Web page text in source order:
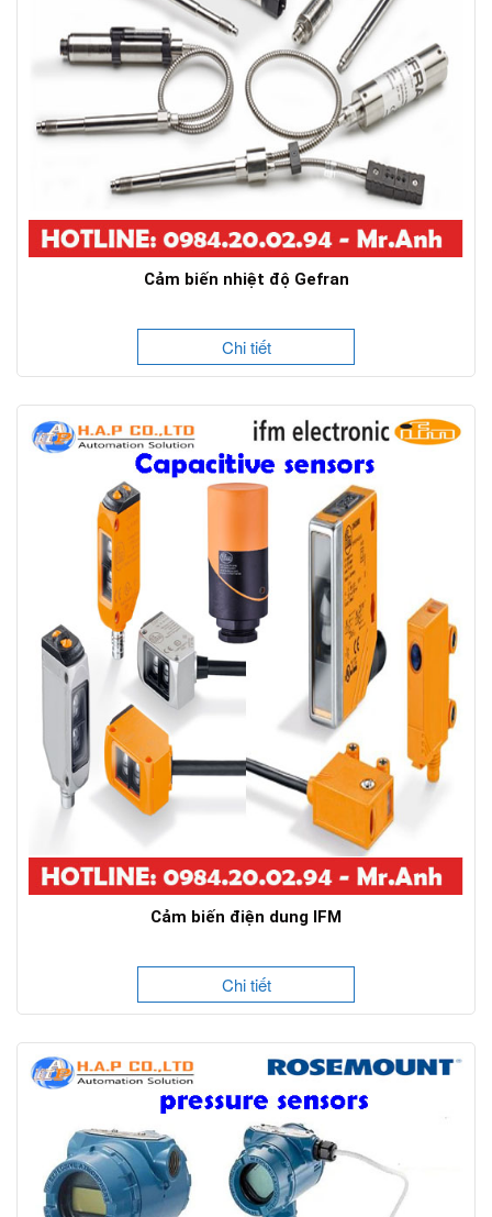
Cảm biến nhiệt độ Gefran
Chi tiết
Cảm biến điện dung IFM
Chi tiết